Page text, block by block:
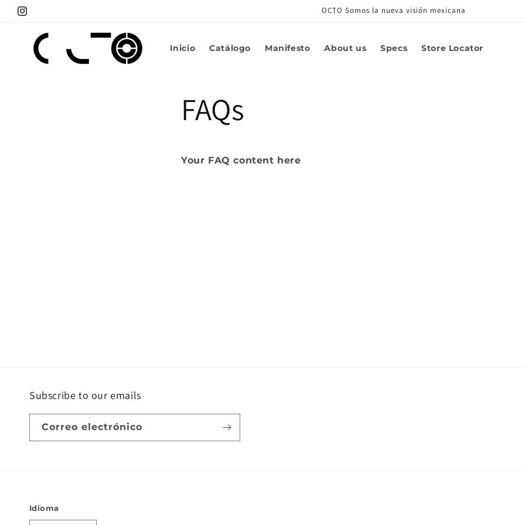
directamente
Instagram
OCTO Somos la nueva visión mexicana
Inicio Catálogo Manifesto About us Specs Store Locator
FAQs
Your FAQ content here
Subscribe to our emails
Correo electrónico
Idioma